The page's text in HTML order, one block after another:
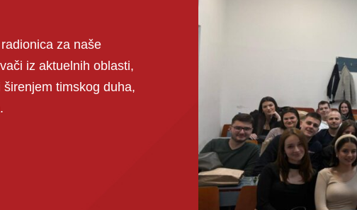
za naše
iz aktuelnih oblasti,
timskog duha,